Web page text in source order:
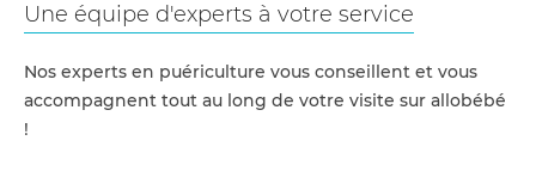
Une équipe d'experts à votre service
Nos experts en puériculture vous conseillent et vous
accompagnent tout au long de votre visite sur allobébé
!